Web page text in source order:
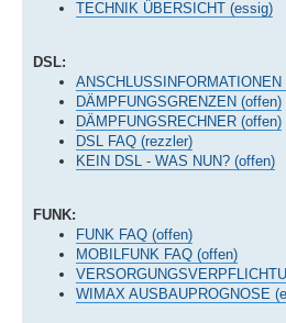
TECHNIK ÜBERSICHT (essig)
DSL:
ANSCHLUSSINFORMATIONEN
DÄMPFUNGSGRENZEN (offen)
DÄMPFUNGSRECHNER (offen)
DSL FAQ (rezzler)
KEIN DSL - WAS NUN? (offen)
FUNK:
FUNK FAQ (offen)
MOBILFUNK FAQ (offen)
WIMAX AUSBAUPROGNOSE